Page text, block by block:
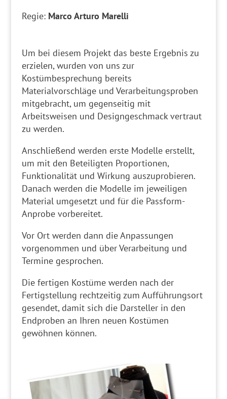
Regie: Marco Arturo Marelli
Um bei diesem Projekt das beste Ergebnis zu
erzielen, wurden von uns zur
Kostümbesprechung bereits
Materialvorschläge und Verarbeitungsproben
mitgebracht, um gegenseitig mit
Arbeitsweisen und Designgeschmack vertraut
zu werden.
Anschließend werden erste Modelle erstellt,
um mit den Beteiligten Proportionen,
Funktionalität und Wirkung auszuprobieren.
Danach werden die Modelle im jeweiligen
Material umgesetzt und für die Passform-
Anprobe vorbereitet.
Vor Ort werden dann die Anpassungen
vorgenommen und über Verarbeitung und
Termine gesprochen.
Die fertigen Kostüme werden nach der
Fertigstellung rechtzeitig zum Aufführungsort
gesendet, damit sich die Darsteller in den
Endproben an Ihren neuen Kostümen
gewöhnen können.